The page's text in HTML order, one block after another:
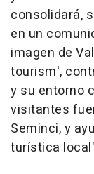
consolidará,
en un
imagen de
tourism',
y su entorno
visitantes
Seminci, y
turística